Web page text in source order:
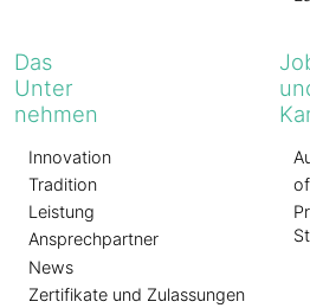
Das
Unter
nehmen
Innovation
Tradition
Leistung
Ansprechpartner
News
Zertifikate und Zulassungen